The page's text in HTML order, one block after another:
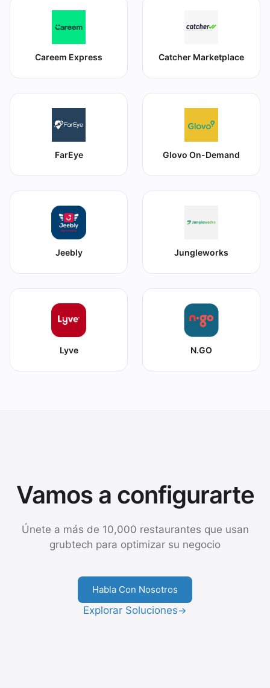
Careem Express Catcher Marketplace
FarEye Glovo On-Demand
Jeebly Jungleworks
Lyve N.GO
Vamos a configurarte
Únete a más de 10,000 restaurantes que usan
grubtech para optimizar su negocio
Habla Con Nosotros
Explorar Soluciones→